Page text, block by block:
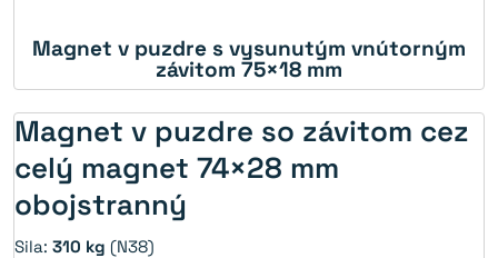
Magnet v puzdre s vysunutým vnútorným
závitom 75×18 mm
Magnet v puzdre so závitom cez
celý magnet 74×28 mm
obojstranný
Sila: 310 kg (N38)